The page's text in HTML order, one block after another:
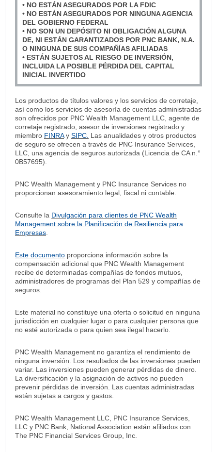
• NO ESTÁN ASEGURADOS POR LA FDIC
• NO ESTÁN ASEGURADOS POR NINGUNA AGENCIA
DEL GOBIERNO FEDERAL
• NO SON UN DEPÓSITO NI OBLIGACIÓN ALGUNA
DE, NI ESTÁN GARANTIZADOS POR PNC BANK, N.A.
O NINGUNA DE SUS COMPAÑÍAS AFILIADAS
• ESTÁN SUJETOS AL RIESGO DE INVERSIÓN,
INCLUIDA LA POSIBLE PÉRDIDA DEL CAPITAL
INICIAL INVERTIDO
Los productos de títulos valores y los servicios de corretaje,
así como los servicios de asesoría de cuentas administradas
son ofrecidos por PNC Wealth Management LLC, agente de
corretaje registrado, asesor de inversiones registrado y
miembro FINRAy SIPC. Las anualidades y otros productos
de seguro se ofrecen a través de PNC Insurance Services,
LLC, una agencia de seguros autorizada (Licencia de CA n.°
0B57695).
PNC Wealth Management y PNC Insurance Services no
proporcionan asesoramiento legal, fiscal ni contable.
Consulte la Divulgación para clientes de PNC Wealth
Management sobre la Planificación de Resiliencia para
Empresas
Este documento proporciona información sobre la
compensación adicional que PNC Wealth Management
recibe de determinadas compañías de fondos mutuos,
administradores de programas del Plan 529 y compañías de
seguros.
Este material no constituye una oferta o solicitud en ninguna
jurisdicción en cualquier lugar o para cualquier persona que
no esté autorizada o para quien sea ilegal hacerlo.
PNC Wealth Management no garantiza el rendimiento de
ninguna inversión. Los resultados de las inversiones pueden
variar. Las inversiones pueden generar pérdidas de dinero.
La diversificación y la asignación de activos no pueden
prevenir pérdidas de inversión. Las cuentas administradas
están sujetas a cargos y gastos.
PNC Wealth Management LLC, PNC Insurance Services,
LLC y PNC Bank, National Association están afiliados con
The PNC Financial Services Group, Inc.